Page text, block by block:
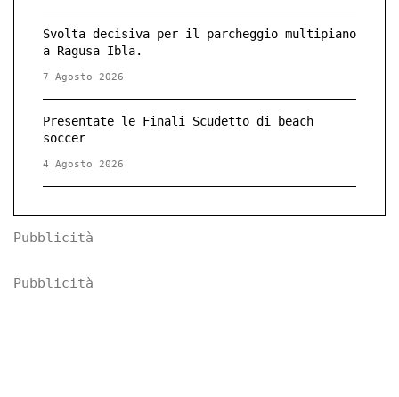
Svolta decisiva per il parcheggio multipiano
a Ragusa Ibla.
7 Agosto 2026
Presentate le Finali Scudetto di beach
soccer
4 Agosto 2026
Pubblicità
Pubblicità